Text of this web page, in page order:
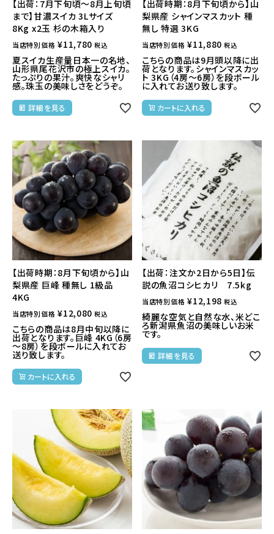
【出荷：7月下旬頃～8月上旬頃
まで】甘濃スイカ 3Lサイズ
8Kg x2玉 杉の木箱入り
当店特別価格 ¥11,780 税込
夏スイカ生産量日本一の名地、
山形県尾花沢市の極上スイカ。
たっぷりの果汁。爽快なシャリ
感。珠玉の美味しさをどうぞ。
詳細を見る
【出荷時期：8月下旬頃から】山
梨県産 シャインマスカット 種
無し 特選 3KG
当店特別価格 ¥11,880 税込
こちらの商品は9月頭以降に出
荷となります。シャインマスカッ
ト 3KG（4房～6房）を段ボール
に入れてお送り致します。
カートに入れる
【出荷時期：8月下旬頃から】山
梨県産 巨峰 種無し 1級品
4KG
当店特別価格 ¥12,080 税込
こちらの商品は8月中旬以降に
出荷となります。巨峰 4KG（6房
～8房）を段ボールに入れてお
送り致します。
カートに入れる
【出荷：注文か2日から5日】伝
説の魚沼コシヒカリ 7.5kg
当店特別価格 ¥12,198 税込
綺麗な空気と自然な水、米どこ
ろ新潟県魚沼の美味しいお米
です。
詳細を見る